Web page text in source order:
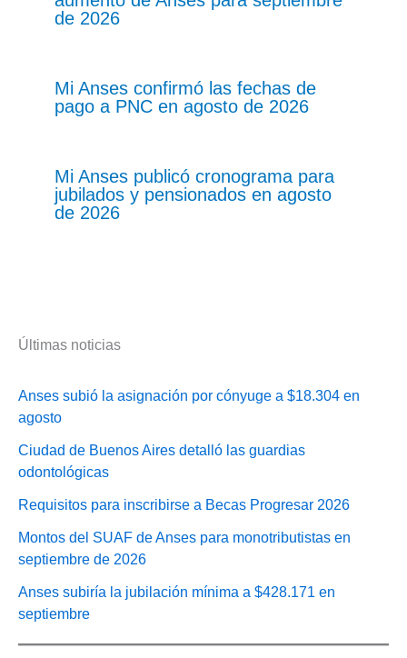
de 2026
Mi Anses confirmó las fechas de
pago a PNC en agosto de 2026
Mi Anses publicó cronograma para
jubilados y pensionados en agosto
de 2026
Últimas noticias
Anses subió la asignación por cónyuge a $18.304 en
agosto
Ciudad de Buenos Aires detalló las guardias
odontológicas
Requisitos para inscribirse a Becas Progresar 2026
Montos del SUAF de Anses para monotributistas en
septiembre de 2026
Anses subiría la jubilación mínima a $428.171 en
septiembre